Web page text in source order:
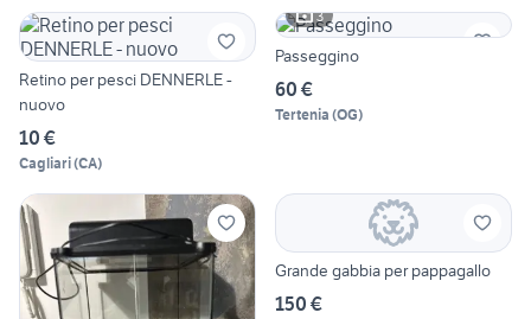
Retino per pesci DENNERLE -
nuovo
10 €
Cagliari(CA)
3
Passeggino
60 €
Tertenia (OG)
Grande gabbia per pappagallo
150 €